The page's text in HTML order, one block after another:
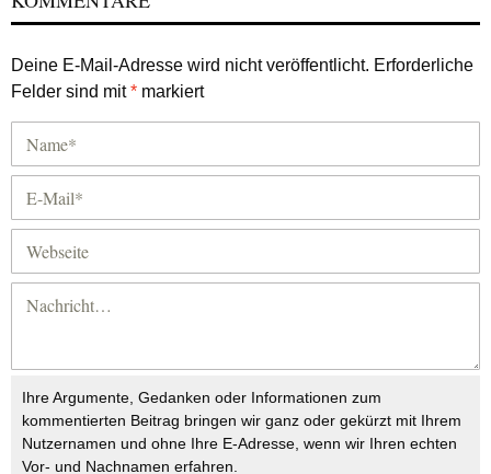
Deine E-Mail-Adresse wird nicht veröffentlicht. Erforderliche
Felder sind mit* markiert
Ihre Argumente, Gedanken oder Informationen zum
kommentierten Beitrag bringen wir ganz oder gekürzt mit Ihrem
Nutzernamen und ohne Ihre E-Adresse, wenn wir Ihren echten
Vor- und Nachnamen erfahren.